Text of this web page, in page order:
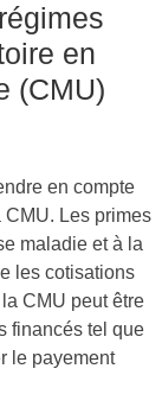
en
(CMU)
en compte
CMU. Les primes
maladie et à la
les cotisations
CMU peut être
financés tel que
le payement